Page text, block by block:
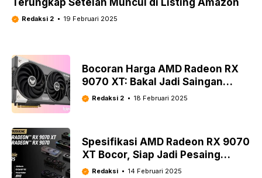
Terungkap Setelah Muncul di Listing Amazon
Redaksi 2 19 Februari 2025
Bocoran Harga AMD Radeon RX
9070 XT: Bakal Jadi Saingan
Berat Nvidia RTX 5070 Ti?
Redaksi 2 18 Februari 2025
Spesifikasi AMD Radeon RX 9070
XT Bocor, Siap Jadi Pesaing
Nvidia?
Redaksi 14 Februari 2025